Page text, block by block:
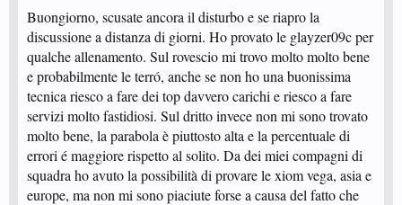
Buongiorno, scusate ancora il disturbo e se riapro la
discussione a distanza di giorni. Ho provato le glayzer09c per
qualche allenamento. Sul rovescio mi trovo molto molto bene
e probabilmente le terró, anche se non ho una buonissima
tecnica riesco a fare dei top davvero carichi e riesco a fare
servizi molto fastidiosi. Sul dritto invece non mi sono trovato
molto bene, la parabola è piuttosto alta e la percentuale di
errori é maggiore rispetto al solito. Da dei miei compagni di
squadra ho avuto la possibilità di provare le xiom vega, asia e
europe, ma non mi sono piaciute forse a causa del fatto che